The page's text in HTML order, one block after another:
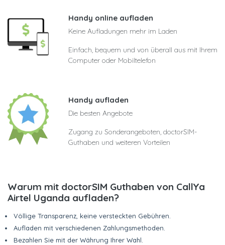
Handy online aufladen
Keine Aufladungen mehr im Laden
Einfach, bequem und von überall aus mit Ihrem
Computer oder Mobiltelefon
Handy aufladen
Die besten Angebote
Zugang zu Sonderangeboten, doctorSIM-
Guthaben und weiteren Vorteilen
Warum mit doctorSIM Guthaben von CallYa
Airtel Uganda aufladen?
Völlige Transparenz, keine versteckten Gebühren.
Aufladen mit verschiedenen Zahlungsmethoden.
Bezahlen Sie mit der Währung Ihrer Wahl.